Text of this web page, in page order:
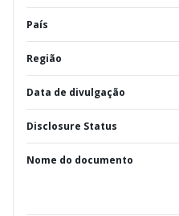
País
Região
Data de divulgação
Disclosure Status
Nome do documento